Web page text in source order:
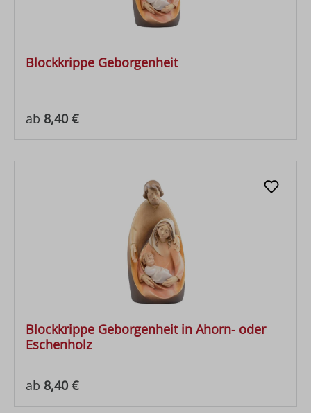
Blockkrippe Geborgenheit
Regulärer Preis:
ab 8,40 €
Blockkrippe Geborgenheit in Ahorn- oder
Eschenholz
Regulärer Preis:
ab 8,40 €